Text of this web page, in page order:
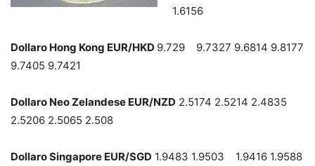
1.6156
Dollaro Hong Kong EUR/HKD 9.729 9.7327 9.6814 9.8177
9.7405 9.7421
Dollaro Neo Zelandese EUR/NZD 2.5174 2.5214 2.4835
2.5206 2.5065 2.508
Dollaro Singapore EUR/SGD 1.9483 1.9503 1.9416 1.9588